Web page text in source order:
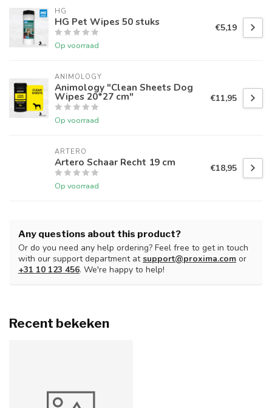
HG
HG Pet Wipes 50 stuks
Op voorraad
€5,19
ANIMOLOGY
Animology "Clean Sheets Dog
Wipes 20*27 cm"
Op voorraad
€11,95
ARTERO
Artero Schaar Recht 19 cm
Op voorraad
€18,95
Any questions about this product?
Or do you need any help ordering? Feel free to get in touch
with our support department atsupport@proxima.com or
+31 10 123 456. We're happy to help!
Recent bekeken